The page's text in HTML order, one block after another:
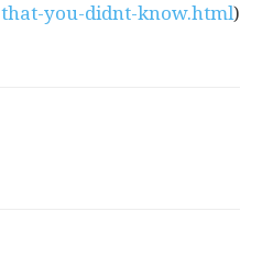
that-you-didnt-know.html)